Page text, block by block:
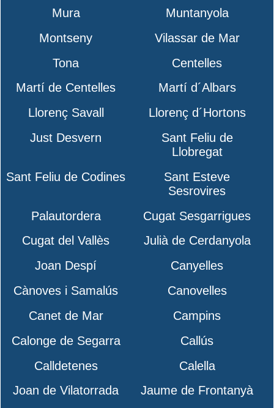
Mura
Muntanyola
Montseny
Vilassar de Mar
Tona
Centelles
Martí de Centelles
Martí d´Albars
Llorenç Savall
Llorenç d´Hortons
Just Desvern
Sant Feliu de
Llobregat
Sant Feliu de Codines
Sant Esteve
Sesrovires
Palautordera
Cugat Sesgarrigues
Cugat del Vallès
Julià de Cerdanyola
Joan Despí
Canyelles
Cànoves i Samalús
Canovelles
Canet de Mar
Campins
Calonge de Segarra
Callús
Calldetenes
Calella
Joan de Vilatorrada
Jaume de Frontanyà